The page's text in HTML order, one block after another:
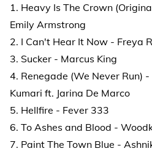
1. Heavy Is The Crown
Emily Armstrong
2. I Can't Hear It Now - Freya
3. Sucker - Marcus King
4. Renegade (We Never Run)
Kumari ft. Jarina De Marco
5. Hellfire - Fever 333
6. To Ashes and Blood -
7. Paint The Town Blue -